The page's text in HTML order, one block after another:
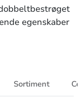
egenskaber
Sortiment